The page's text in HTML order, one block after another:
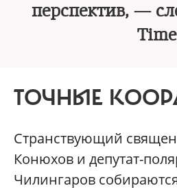
перспектив, —
ТОЧНЫЕ
Странствующий
Конюхов и депутат-
Чилингаров